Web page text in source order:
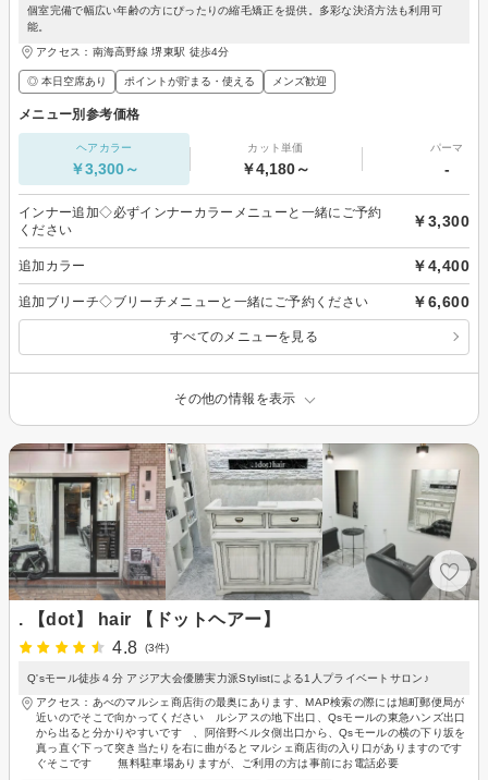
個室完備で幅広い年齢の方にぴったりの縮毛矯正を提供。多彩な決済方法も利用可
能。
アクセス：南海高野線 堺東駅 徒歩4分
◎ 本日空席あり ポイントが貯まる・使える メンズ歓迎
メニュー別参考価格
ヘアカラー
￥3,300～
カット単価
￥4,180～
パーマ
-
インナー追加◇必ずインナーカラーメニューと一緒にご予約
ください
￥3,300
追加カラー ￥4,400
追加ブリーチ◇ブリーチメニューと一緒にご予約ください ￥6,600
すべてのメニューを見る
その他の情報を表示
. 【dot】 hair 【ドットヘアー】
4.8
(3件)
Q'sモール徒歩４分 アジア大会優勝実力派Stylistによる1人プライベートサロン♪
アクセス：あべのマルシェ商店街の最奥にあります、MAP検索の際には旭町郵便局が
近いのでそこで向かってください ルシアスの地下出口、Qsモールの東急ハンズ出口
から出ると分かりやすいです 、阿倍野ベルタ側出口から、Qsモールの横の下り坂を
真っ直ぐ下って突き当たりを右に曲がるとマルシェ商店街の入り口がありますのです
ぐそこです 無料駐車場ありますが、ご利用の方は事前にお電話必要